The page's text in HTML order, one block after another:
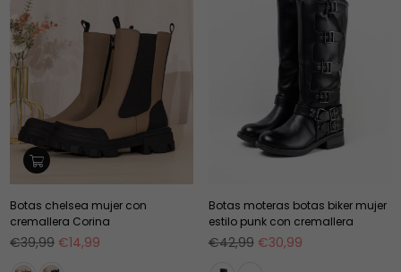
Botas chelsea mujer con
cremallera Corina
Precio
€39,99 €14,99
Botas moteras botas biker mujer
estilo punk con cremallera
Precio
€42,99 €30,99